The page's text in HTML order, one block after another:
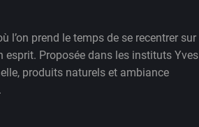
l’on prend le temps de se recentrer sur
esprit. Proposée dans les instituts Yves
produits naturels et ambiance